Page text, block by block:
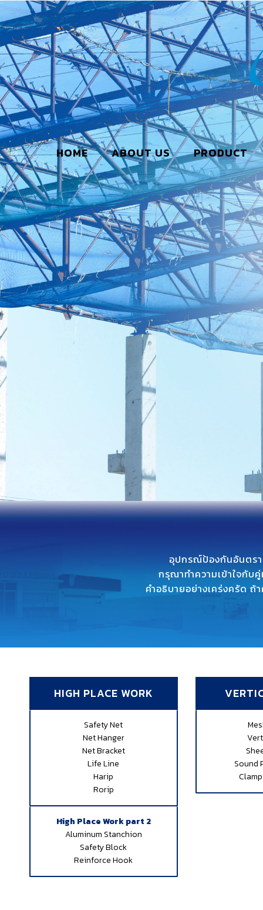
HOME ABOUT US PRODUCT
อุปกรณ์ป้องกันอันตรา
กรุณาทำความเข้าใจกับ
คำอธิบายอย่างเคร่งครัด
HIGH PLACE WORK
Safety Net
Net Hanger
Net Bracket
Life Line
Harip
Rorip
High Place Work part 2
Aluminum Stanchion
Safety Block
Reinforce Hook
Sound